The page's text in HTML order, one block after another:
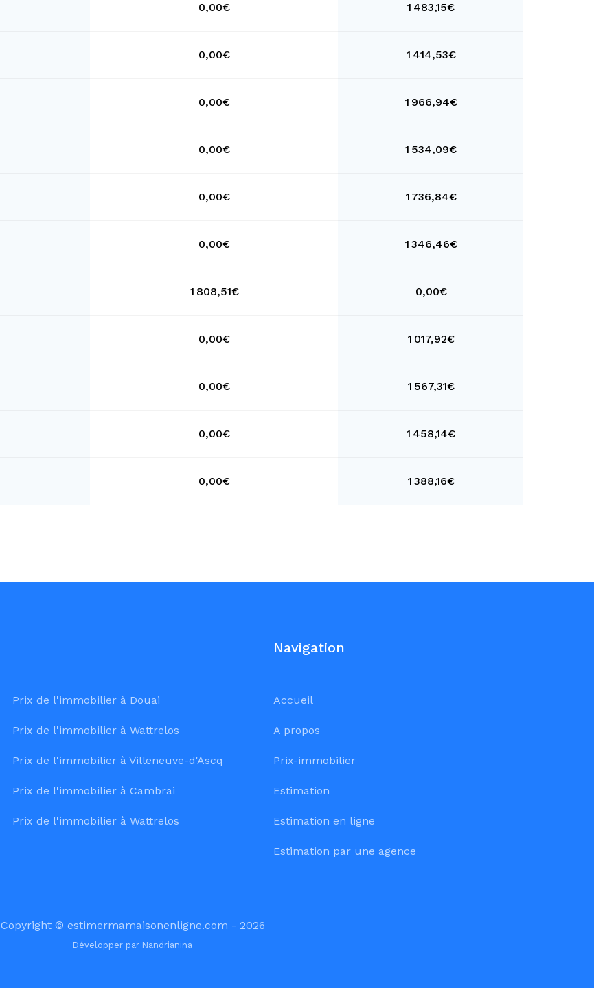
0,00€ 1 483,15€
0,00€ 1 414,53€
0,00€ 1 966,94€
0,00€ 1 534,09€
0,00€ 1 736,84€
0,00€ 1 346,46€
1 808,51€ 0,00€
0,00€ 1 017,92€
0,00€ 1 567,31€
0,00€ 1 458,14€
0,00€ 1 388,16€
Prix de l'immobilier à Douai
Prix de l'immobilier à Wattrelos
Prix de l'immobilier à Villeneuve-d'Ascq
Prix de l'immobilier à Cambrai
Prix de l'immobilier à Wattrelos
Navigation
Accueil
A propos
Prix-immobilier
Estimation
Estimation en ligne
Estimation par une agence
Copyright © estimermamaisonenligne.com - 2026
Développer par Nandrianina